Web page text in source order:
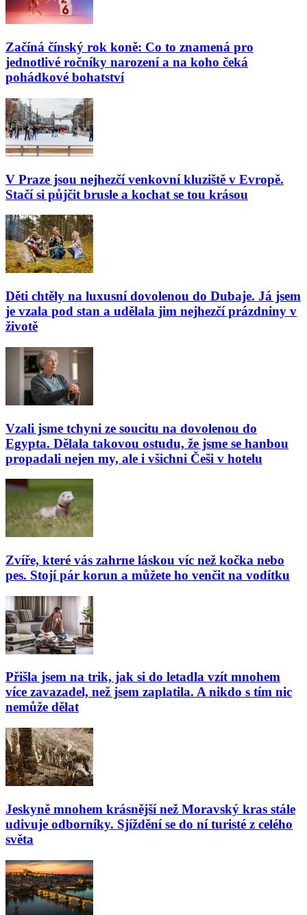
Začíná čínský rok koně: Co to znamená pro
jednotlivé ročníky narození a na koho čeká
pohádkové bohatství
V Praze jsou nejhezčí venkovní kluziště v Evropě.
Stačí si půjčit brusle a kochat se tou krásou
Děti chtěly na luxusní dovolenou do Dubaje. Já jsem
je vzala pod stan a udělala jim nejhezčí prázdniny v
životě
Vzali jsme tchyni ze soucitu na dovolenou do
Egypta. Dělala takovou ostudu, že jsme se hanbou
propadali nejen my, ale i všichni Češi v hotelu
Zvíře, které vás zahrne láskou víc než kočka nebo
pes. Stojí pár korun a můžete ho venčit na vodítku
Přišla jsem na trik, jak si do letadla vzít mnohem
více zavazadel, než jsem zaplatila. A nikdo s tím nic
nemůže dělat
Jeskyně mnohem krásnější než Moravský kras stále
udivuje odborníky. Sjíždění se do ní turisté z celého
světa